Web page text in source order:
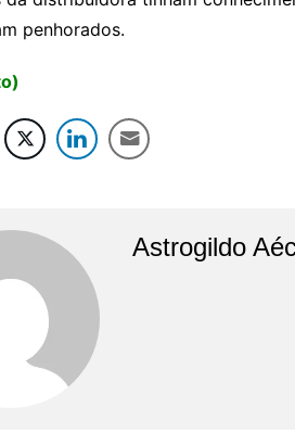
penhorados.
Astrogildo